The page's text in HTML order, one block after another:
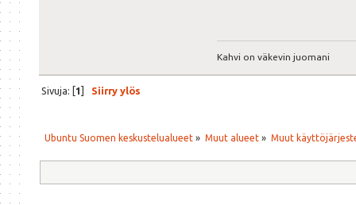
Kahvi on väkevin juomani
Sivuja: [1] Siirry ylös
Ubuntu Suomen keskustelualueet » Muut alueet» Muut